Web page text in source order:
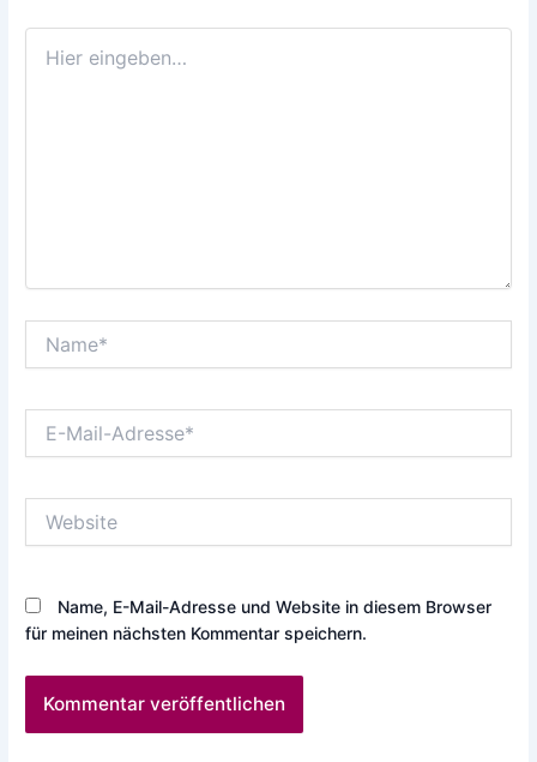
eingeben…
Mail-
Name, E-Mail-Adresse und Website in diesem Browser
für meinen nächsten Kommentar speichern.